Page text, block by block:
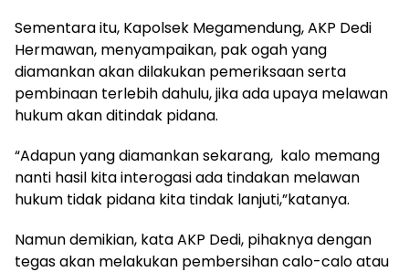
Sementara itu, Kapolsek Megamendung, AKP Dedi
Hermawan, menyampaikan, pak ogah yang
diamankan akan dilakukan pemeriksaan serta
pembinaan terlebih dahulu, jika ada upaya melawan
hukum akan ditindak pidana.
“Adapun yang diamankan sekarang, kalo memang
nanti hasil kita interogasi ada tindakan melawan
hukum tidak pidana kita tindak lanjuti,”katanya.
Namun demikian, kata AKP Dedi, pihaknya dengan
tegas akan melakukan pembersihan calo-calo atau